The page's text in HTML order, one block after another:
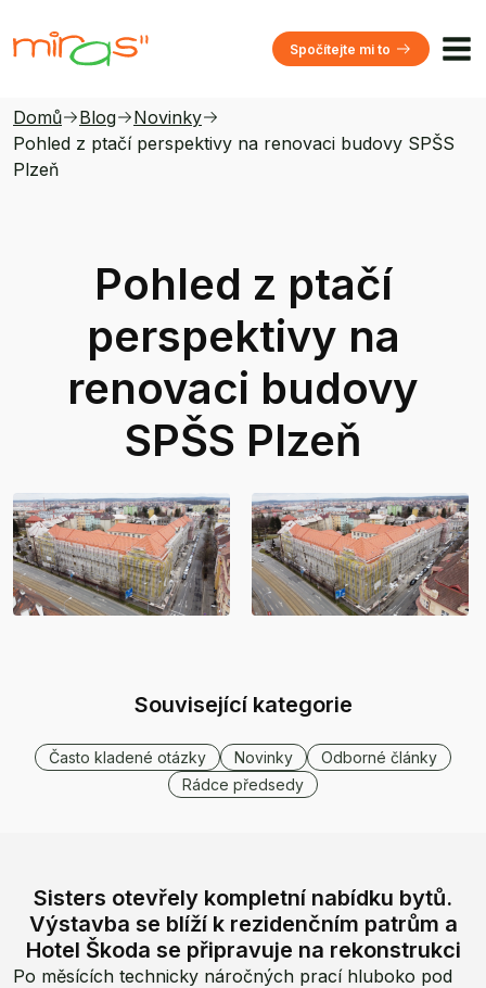
Spočítejte mi to
Domů Blog
Novinky
Pohled z ptačí perspektivy na renovaci budovy SPŠS
Plzeň
Pohled z ptačí
perspektivy na
renovaci budovy
SPŠS Plzeň
Související kategorie
Často kladené otázky Novinky
Odborné články
Rádce předsedy
Sisters otevřely kompletní nabídku bytů.
Výstavba se blíží k rezidenčním patrům a
Hotel Škoda se připravuje na rekonstrukci
Po měsících technicky náročných prací hluboko pod